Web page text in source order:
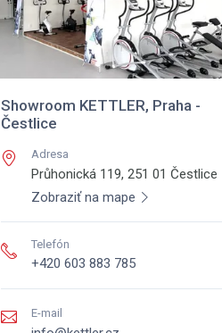
Showroom KETTLER, Praha -
Čestlice
Adresa
Průhonická 119, 251 01 Čestlice
Zobraziť na mape
Telefón
+420 603 883 785
E-mail